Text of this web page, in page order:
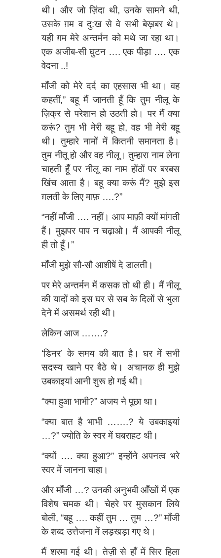
थी। और जो ज़िंदा थी, उनके सामने थी,
उसके ग़म व दु:ख से वे सभी बेख़बर थे।
यही ग़म मेरे अन्तर्मन को मथे जा रहा था।
एक अजीब-सी घुटन …. एक पीड़ा …. एक
वेदना ..!
माँजी को मेरे दर्द का एहसास भी था। वह
कहतीं,” बहू मैं जानती हूँ कि तुम नीलू के
ज़िक्र से परेशान हो उठती हो। पर मैं क्या
करूं? तुम भी मेरी बहू हो, वह भी मेरी बहू
थी। तुम्हारे नामों में कितनी समानता है।
तुम नीतू हो और वह नीलू। तुम्हारा नाम लेना
चाहती हूँ पर नीलू का नाम होंठों पर बरबस
खिंच आता है। बहू क्या करूं मैं? मुझे इस
ग़लती के लिए माफ़ ….?”
“नहीं माँजी …. नहीं। आप माफ़ी क्यों मांगती
हैं। मुझपर पाप न चढ़ाओ। मैं आपकी नीलू
ही तो हूँ।”
माँजी मुझे सौ-सौ आशीषें दे डालती।
पर मेरे अन्तर्मन में कसक तो थी ही। मैं नीलू
की यादों को इस घर से सब के दिलों से भुला
देने में असमर्थ रही थी।
लेकिन आज …….?
‘डिनर’ के समय की बात है। घर में सभी
सदस्य खाने पर बैठे थे। अचानक ही मुझे
उबकाइयां आनी शुरू हो गई थी।
“क्या हुआ भाभी?” अजय ने पूछा था।
“क्या बात है भाभी …….? ये उबकाइयां
…?” ज्योति के स्वर में घबराहट थी।
“क्यों …. क्या हुआ?” इन्होंने अपनत्व भरे
स्वर में जानना चाहा।
और माँजी …? उनकी अनुभवी आँखों में एक
विशेष चमक थी। चेहरे पर मुसकान लिये
बोली, “बहू …. कहीं तुम … तुम …?” माँजी
के शब्द उत्तेजना में लड़खड़ा गए थे।
मैं शरमा गई थी। तेज़ी से हाँ में सिर हिला